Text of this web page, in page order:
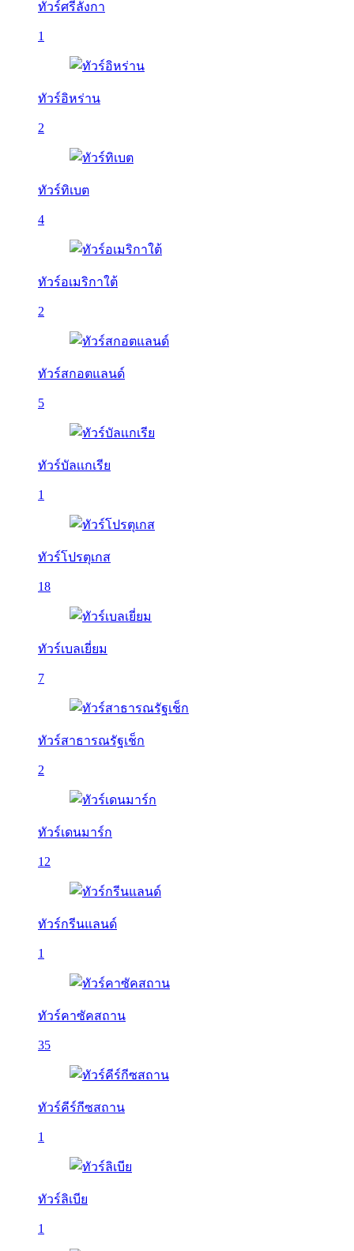
ทัวร์ศรีลังกา
1
ทัวร์อิหร่าน
2
ทัวร์ทิเบต
4
ทัวร์อเมริกาใต้
2
ทัวร์สกอตแลนด์
5
ทัวร์บัลเเกเรีย
1
ทัวร์โปรตุเกส
18
ทัวร์เบลเยี่ยม
7
ทัวร์สาธารณรัฐเช็ก
2
ทัวร์เดนมาร์ก
12
ทัวร์กรีนแลนด์
1
ทัวร์คาซัคสถาน
35
ทัวร์คีร์กีซสถาน
1
ทัวร์ลิเบีย
1